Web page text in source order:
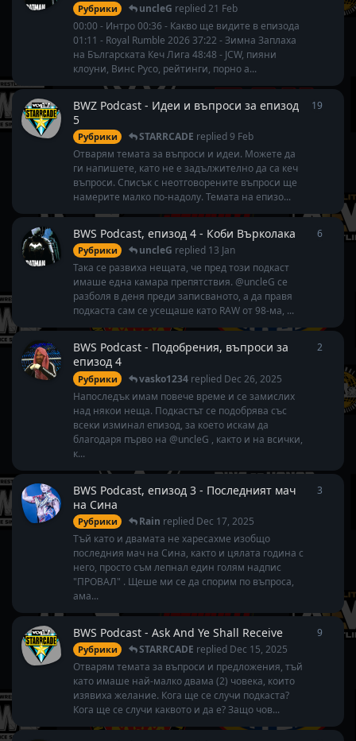
Рубрики uncleG replied21 Feb
00:00 - Интро 00:36 - Какво ще видите в епизода
01:11 - Royal Rumble 2026 37:22 - Зимна Заплаха
на Българската Кеч Лига 48:48 - JCW, пияни
клоуни, Винс Русо, рейтинги, порно а...
BWZ Podcast - Идеи и въпроси за епизод
5
Рубрики STARRCADE replied9 Feb
Отварям темата за въпроси и идеи. Можете да
ги напишете, като не е задължително да са кеч
въпроси. Списък с неотговорените въпроси ще
намерите малко по-надолу. Темата на епизо...
19
BWS Podcast, епизод 4 - Коби Върколака
Рубрики uncleG replied 13 Jan
Така се развиха нещата, че пред този подкаст
имаше една камара препятствия. @uncleG се
разболя в деня преди записваното, а да правя
подкаста сам се усещаше като RAW от 98-ма, ...
6
BWS Podcast - Подобрения, въпроси за
епизод 4
Рубрики vasko1234 replied Dec 26, 2025
Напоследък имам повече време и се замислих
над някои неща. Подкастът се подобрява със
всеки изминал епизод, за което искам да
благодаря първо на @uncleG , както и на всички,
к...
2
BWS Podcast, епизод 3 - Последният мач
на Сина
Рубрики Rain replied Dec 17, 2025
Тъй като и двамата не харесахме изобщо
последния мач на Сина, както и цялата година с
него, просто съм лепнал един голям надпис
"ПРОВАЛ" . Щеше ми се да спорим по въпроса,
ама...
3
BWS Podcast - Ask And Ye Shall Receive
Рубрики STARRCADE replied Dec 15, 2025
Отварям темата за въпроси и предложения, тъй
като имаше най-малко двама (2) човека, които
изявиха желание. Кога ще се случи подкаста?
Кога ще се случи каквото и да е? Защо чов...
9